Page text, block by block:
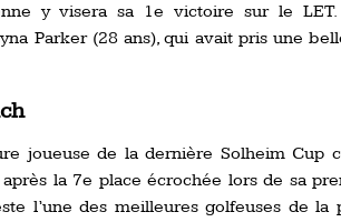
y visera sa 1e victoire sur le
Parker (28 ans), qui avait pris une
joueuse de la dernière Solheim Cup
après la 7e place écrochée lors de sa
l’une des meilleures golfeuses de